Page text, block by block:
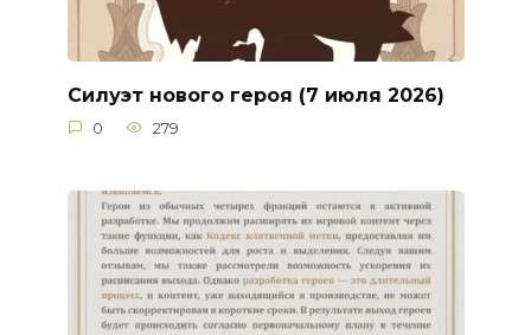
Силуэт нового героя (7 июля 2026)
0 279